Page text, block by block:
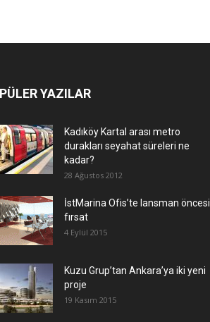
YAZILAR
Kadıköy Kartal arası metro
durakları seyahat süreleri ne
kadar?
28 Ağustos 2012
İstMarina Ofis’te lansman öncesi
fırsat
4 Eylül 2015
​Kuzu Grup’tan Ankara’ya iki yeni
proje
19 Kasım 2015